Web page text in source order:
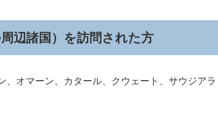
辺諸国）を訪問された方
オマーン、カタール、クウェート、サウジアラ